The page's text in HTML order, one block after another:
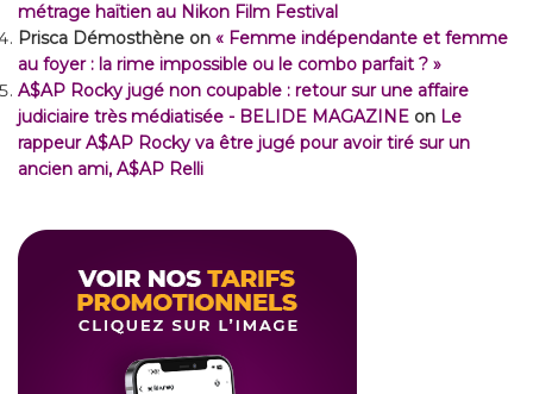
métrage haïtien au Nikon Film Festival
Prisca Démosthène on « Femme indépendante et femme
au foyer : la rime impossible ou le combo parfait ? »
A$AP Rocky jugé non coupable : retour sur une affaire
judiciaire très médiatisée - BELIDE MAGAZINE on Le
rappeur A$AP Rocky va être jugé pour avoir tiré sur un
ancien ami, A$AP Relli